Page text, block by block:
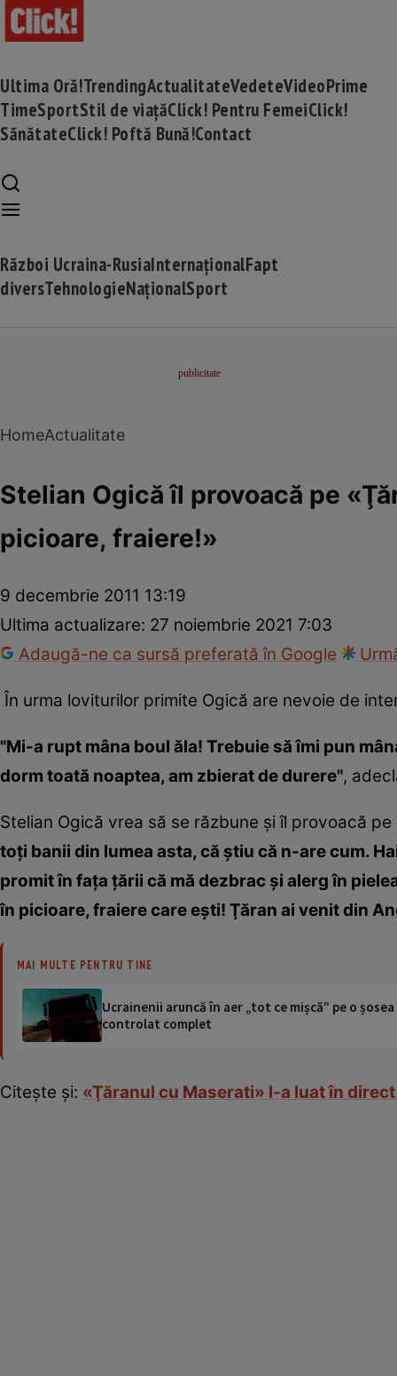
Ultima Oră!TrendingActualitateVedeteVideoPrime
TimeSportStil de viațăClick! Pentru FemeiClick!
SănătateClick! Poftă Bună!Contact
Război Ucraina-RusiaInternaționalFapt
diversTehnologieNaționalSport
HomeActualitate
Stelian Ogică îl provoacă pe
picioare, fraiere!»
9 decembrie 2011 13:19
Ultima actualizare: 27 noiembrie 2021 7:03
Adaugă-ne ca sursă preferată în Google
În urma loviturilor primite Ogică are nevoie de
"Mi-a rupt mâna boul ăla! Trebuie să îmi pun
dorm toată noaptea, am zbierat de durere",
Stelian Ogică vrea să se răzbune şi îl provoacă
toţi banii din lumea asta, că ştiu că n-are cum.
promit în faţa ţării că mă dezbrac şi alerg în
în picioare, fraiere care eşti! Ţăran ai venit din
MAI MULTE PENTRU TINE
Ucrainenii aruncă în aer „tot ce mișcă” pe o
controlat complet
Citeşte şi: «Ţăranul cu Maserati» l-a luat în